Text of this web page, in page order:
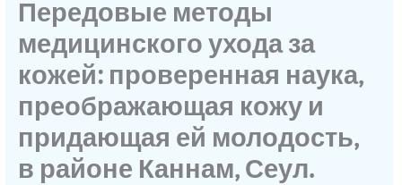
Передовые методы
медицинского ухода за
кожей: проверенная наука,
преображающая кожу и
придающая ей молодость,
в районе Каннам, Сеул.